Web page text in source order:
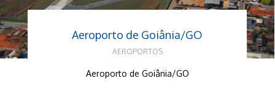
Aeroporto de Goiânia/GO
AEROPORTOS
Aeroporto de Goiânia/GO